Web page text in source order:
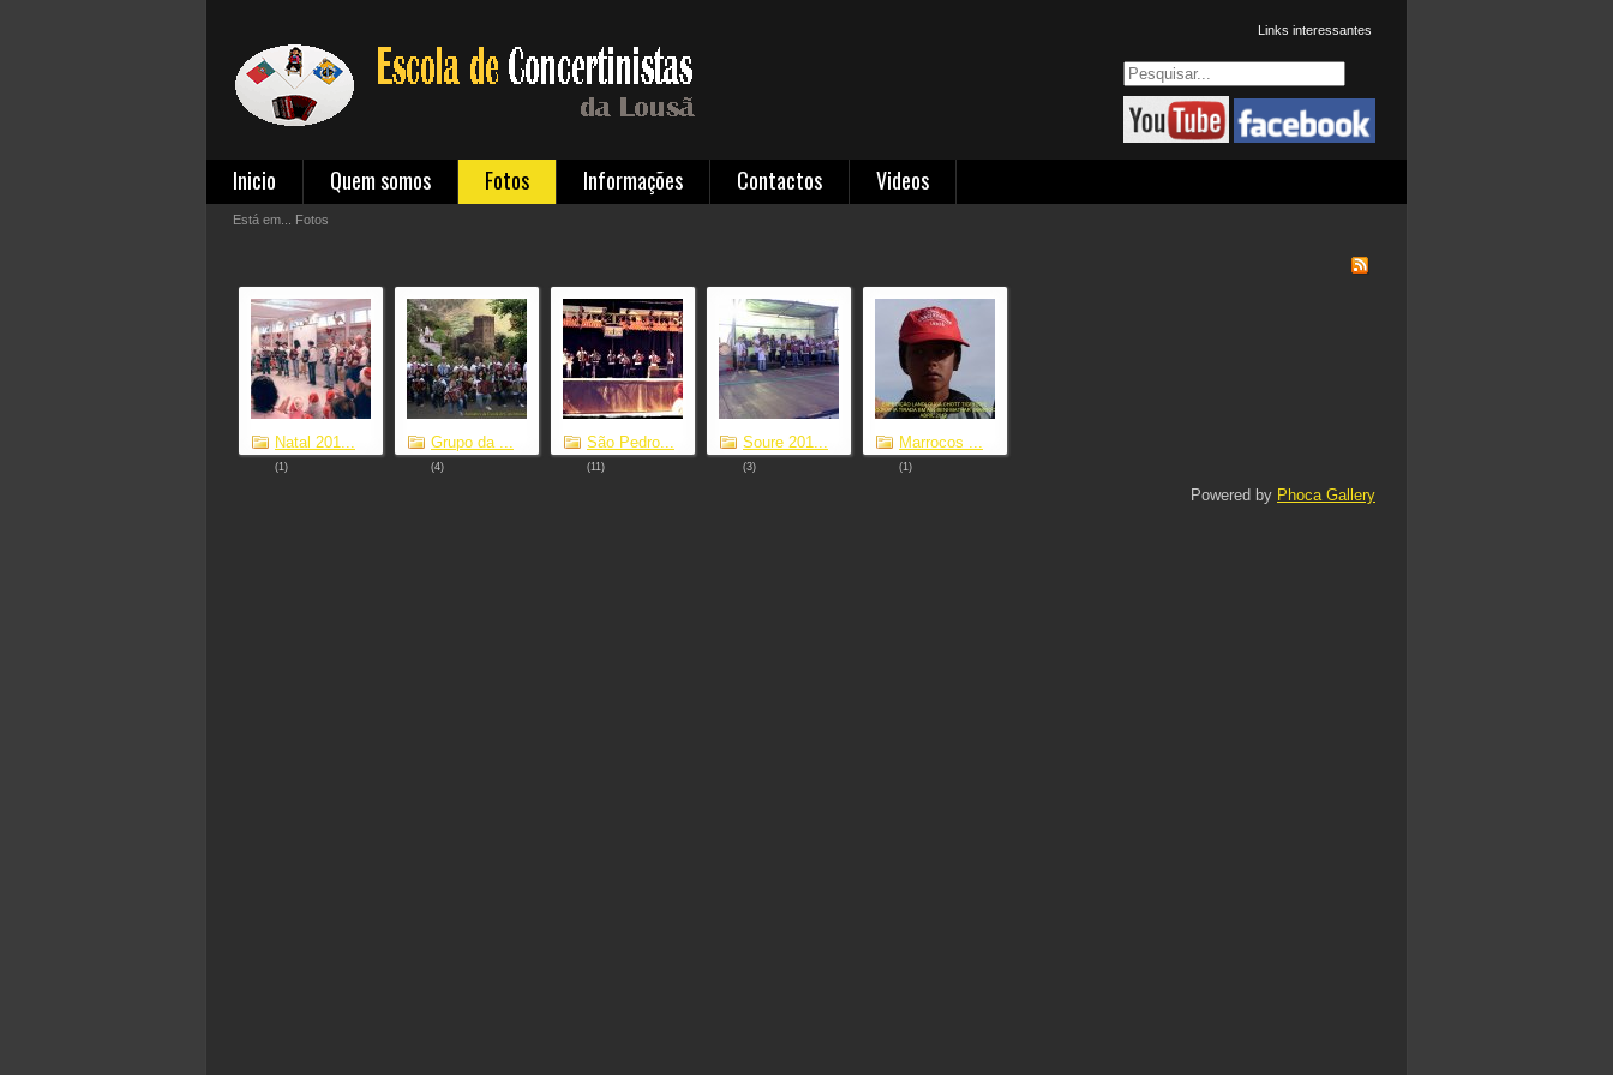
Links interessantes
Inicio Quem somos Fotos Informações Contactos Videos
Está em... Fotos
Natal 201...
(1)
Grupo da ...
(4)
São Pedro...
(11)
Soure 201...
(3)
Marrocos ...
(1)
Powered by Phoca Gallery